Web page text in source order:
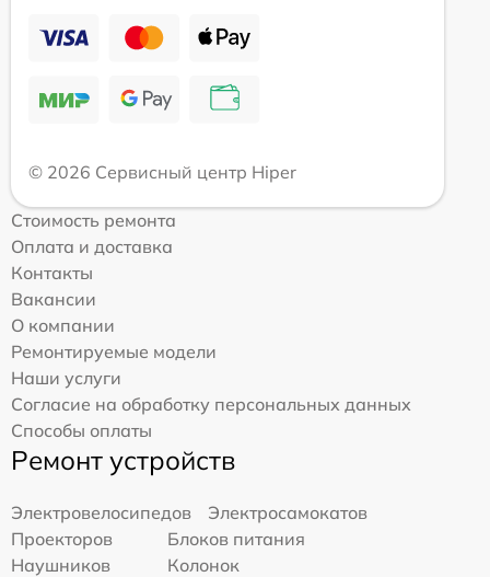
© 2026 Сервисный центр Hiper
Стоимость ремонта
Оплата и доставка
Контакты
Вакансии
О компании
Ремонтируемые модели
Наши услуги
Согласие на обработку персональных данных
Способы оплаты
Ремонт устройств
Электровелосипедов
Электросамокатов
Проекторов
Блоков питания
Наушников
Колонок